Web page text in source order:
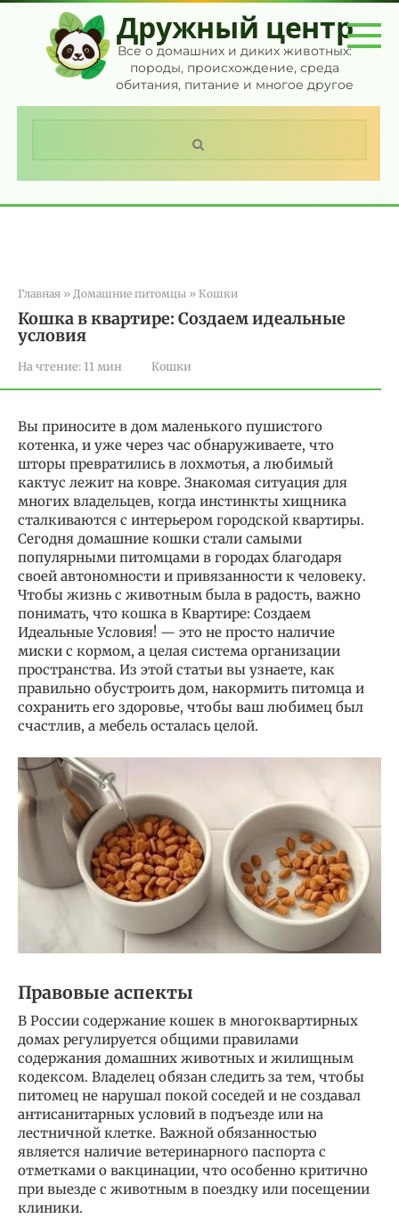
Перейти
контенту
Дружный центр
Все о домашних и диких животных:
породы, происхождение, среда
обитания, питание и многое другое
Главная » Домашние питомцы » Кошки
Кошка в квартире: Создаем идеальные
условия
На чтение: 11 мин Кошки
Вы приносите в дом маленького пушистого
котенка, и уже через час обнаруживаете, что
шторы превратились в лохмотья, а любимый
кактус лежит на ковре. Знакомая ситуация для
многих владельцев, когда инстинкты хищника
сталкиваются с интерьером городской квартиры.
Сегодня домашние кошки стали самыми
популярными питомцами в городах благодаря
своей автономности и привязанности к человеку.
Чтобы жизнь с животным была в радость, важно
понимать, что кошка в Квартире: Создаем
Идеальные Условия! — это не просто наличие
миски с кормом, а целая система организации
пространства. Из этой статьи вы узнаете, как
правильно обустроить дом, накормить питомца и
сохранить его здоровье, чтобы ваш любимец был
счастлив, а мебель осталась целой.
Правовые аспекты
В России содержание кошек в многоквартирных
домах регулируется общими правилами
содержания домашних животных и жилищным
кодексом. Владелец обязан следить за тем, чтобы
питомец не нарушал покой соседей и не создавал
антисанитарных условий в подъезде или на
лестничной клетке. Важной обязанностью
является наличие ветеринарного паспорта с
отметками о вакцинации, что особенно критично
при выезде с животным в поездку или посещении
клиники.